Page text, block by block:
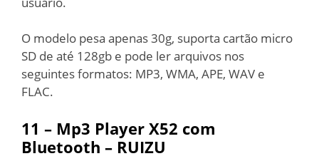
O modelo pesa apenas 30g, suporta cartão micro
SD de até 128gb e pode ler arquivos nos
seguintes formatos: MP3, WMA, APE, WAV e
FLAC.
11 – Mp3 Player X52 com
Bluetooth – RUIZU